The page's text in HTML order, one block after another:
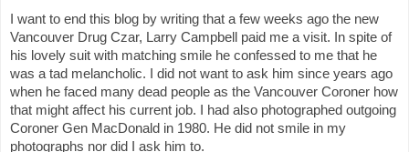
I want to end this blog by writing that a few weeks ago the new
Vancouver Drug Czar, Larry Campbell paid me a visit. In spite of
his lovely suit with matching smile he confessed to me that he
was a tad melancholic. I did not want to ask him since years ago
when he faced many dead people as the Vancouver Coroner how
that might affect his current job. I had also photographed outgoing
Coroner Gen MacDonald in 1980. He did not smile in my
photographs nor did I ask him to.